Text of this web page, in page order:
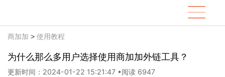
商加加 > 使用教程
为什么那么多用户选择使用商加加外链工具？
更新时间：2024-01-22 15:21:47 •阅读 6947